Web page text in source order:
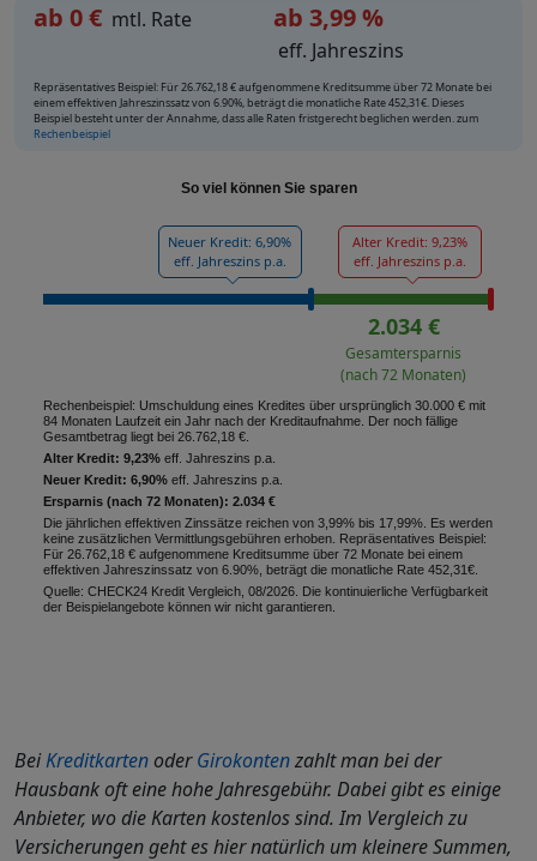
ab 0€ mtl. Rate ab 3,99 %
eff. Jahreszins
Repräsentatives Beispiel: Für 26.762,18 € aufgenommene Kreditsumme über 72 Monate bei
einem effektiven Jahreszinssatz von 6.90%, beträgt die monatliche Rate 452,31€. Dieses
Beispiel besteht unter der Annahme, dass alle Raten fristgerecht beglichen werden. zum
Rechenbeispiel
So viel können Sie sparen
Neuer Kredit: 6,90%
eff. Jahreszins p.a.
Alter Kredit: 9,23%
eff. Jahreszins p.a.
2.034 €
Gesamtersparnis
(nach 72 Monaten)
Rechenbeispiel: Umschuldung eines Kredites über ursprünglich 30.000 € mit
84 Monaten Laufzeit ein Jahr nach der Kreditaufnahme. Der noch fällige
Gesamtbetrag liegt bei 26.762,18 €.
Alter Kredit: 9,23% eff. Jahreszins p.a.
Neuer Kredit: 6,90% eff. Jahreszins p.a.
Ersparnis (nach 72 Monaten): 2.034 €
Die jährlichen effektiven Zinssätze reichen von 3,99% bis 17,99%. Es werden
keine zusätzlichen Vermittlungsgebühren erhoben. Repräsentatives Beispiel:
Für 26.762,18 € aufgenommene Kreditsumme über 72 Monate bei einem
effektiven Jahreszinssatz von 6.90%, beträgt die monatliche Rate 452,31€.
Quelle: CHECK24 Kredit Vergleich, 08/2026. Die kontinuierliche Verfügbarkeit
der Beispielangebote können wir nicht garantieren.
BeiKreditkartenoderGirokontenzahlt man bei der
Hausbank oft eine hohe Jahresgebühr. Dabei gibt es einige
Anbieter, wo die Karten kostenlos sind. Im Vergleich zu
Versicherungen geht es hier natürlich um kleinere Summen,